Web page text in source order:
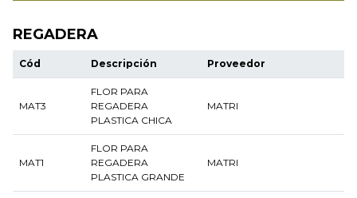
REGADERA
Cód Descripción Proveedor
MAT3
FLOR PARA
REGADERA
PLASTICA CHICA
MATRI
MAT1
FLOR PARA
REGADERA
PLASTICA GRANDE
MATRI